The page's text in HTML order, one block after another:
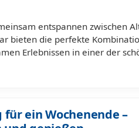
entspannen zwischen
bieten die perfekte
Erlebnissen in einer der
ein Wochenende –